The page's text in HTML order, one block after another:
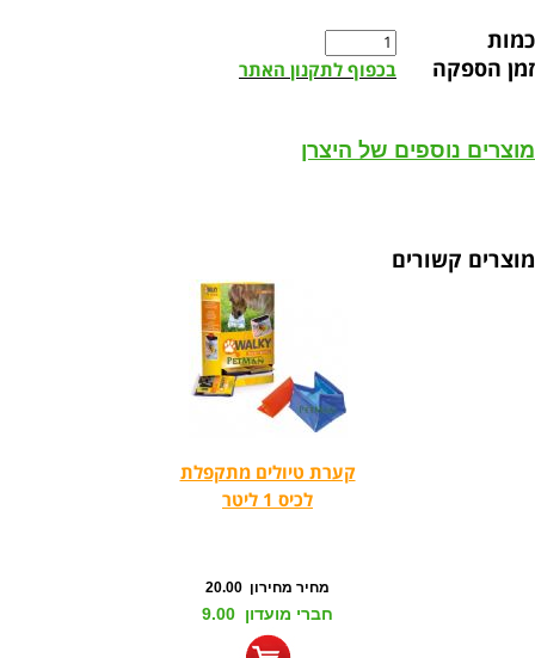
כמות
זמן הספקה
בכפוף לתקנון האתר
מוצרים נוספים של היצרן
מוצרים קשורים
קערת טיולים מתקפלת
לכיס 1 ליטר
מחיר מחירון 20.00
חברי מועדון 9.00